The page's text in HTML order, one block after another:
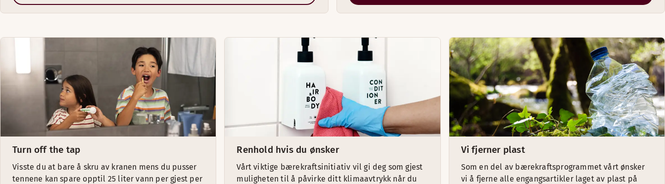
Turn off the tap
Visste du at bare å skru av kranen mens du pusser
tennene kan spare opptil 25 liter vann per gjest per
Renhold hvis du ønsker
Vårt viktige bærekraftsinitiativ vil gi deg som gjest
muligheten til å påvirke ditt klimaavtrykk når du
Vi fjerner plast
Som en del av bærekraftsprogrammet vårt ønsker
vi å fjerne alle engangsartikler laget av plast på